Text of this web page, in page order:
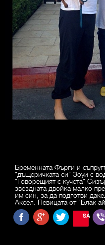
Бременната Фърги и
"дъщеричката си" Зоуи с
"Говорещият с кучета"
звездната двойка малко
им син, за да подготви
Аксел. Певицата от "Блак
SAVE